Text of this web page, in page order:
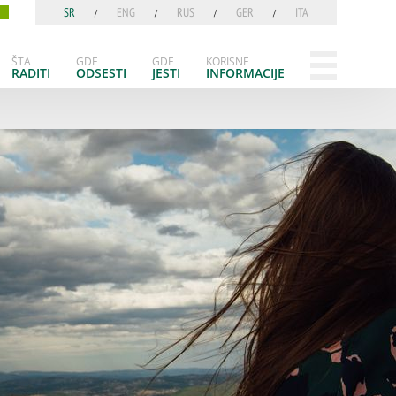
SR ENG RUS GER ITA
ŠTA
RADITI
GDE
ODSESTI
GDE
JESTI
KORISNE
INFORMACIJE